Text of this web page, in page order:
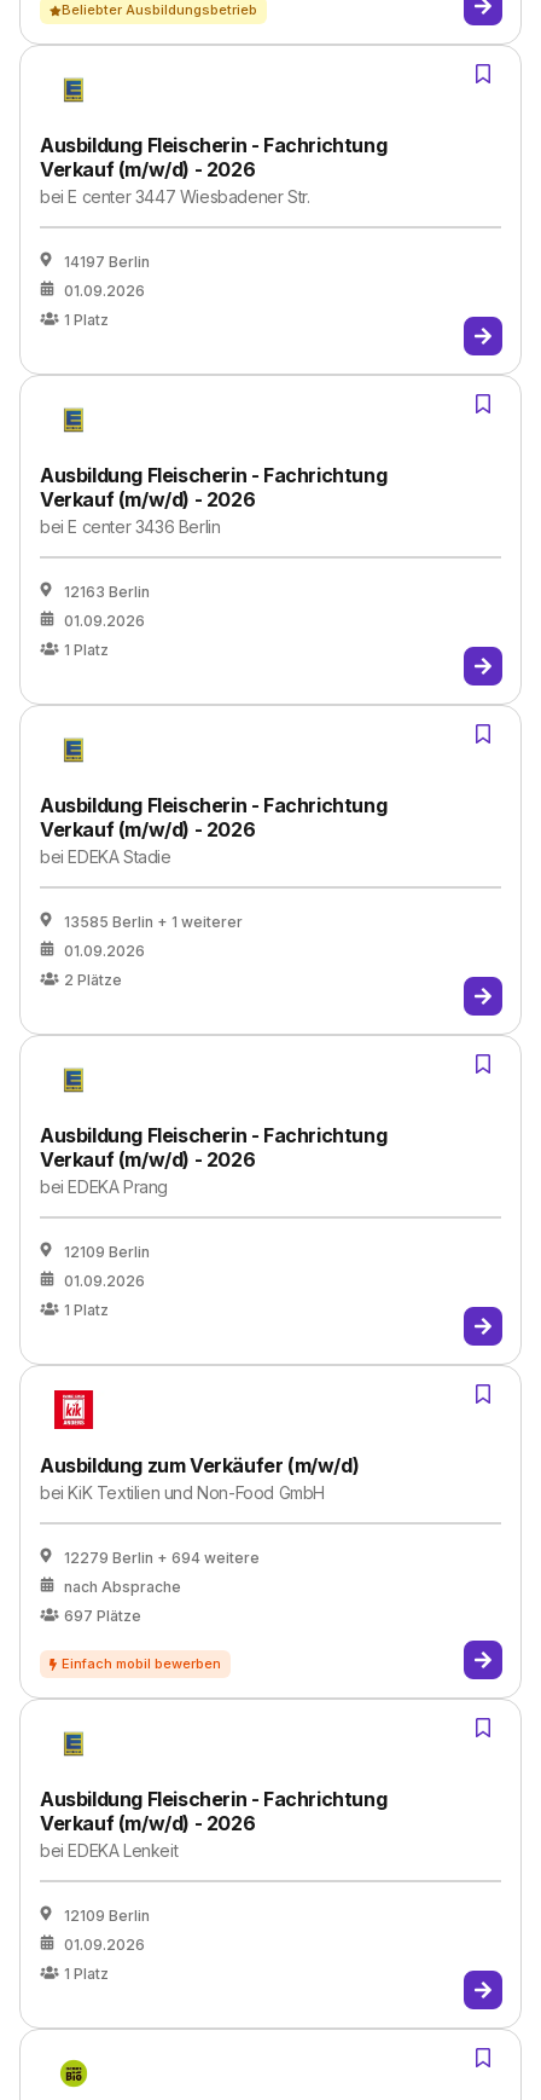
Beliebter Ausbildungsbetrieb
Ausbildung Fleischerin - Fachrichtung
Verkauf (m/w/d) - 2026
beiE center 3447 Wiesbadener Str.
14197 Berlin
01.09.2026
1 Platz
Ausbildung Fleischerin - Fachrichtung
Verkauf (m/w/d) - 2026
beiE center 3436 Berlin
12163 Berlin
01.09.2026
1 Platz
Ausbildung Fleischerin - Fachrichtung
Verkauf (m/w/d) - 2026
beiEDEKA Stadie
13585 Berlin + 1 weiterer
01.09.2026
2 Plätze
Ausbildung Fleischerin - Fachrichtung
Verkauf (m/w/d) - 2026
beiEDEKA Prang
12109 Berlin
01.09.2026
1 Platz
Ausbildung zum Verkäufer (m/w/d)
beiKiK Textilien und Non-Food GmbH
12279 Berlin + 694 weitere
nach Absprache
697 Plätze
Ausbildung Fleischerin - Fachrichtung
Verkauf (m/w/d) - 2026
beiEDEKA Lenkeit
12109 Berlin
01.09.2026
1 Platz